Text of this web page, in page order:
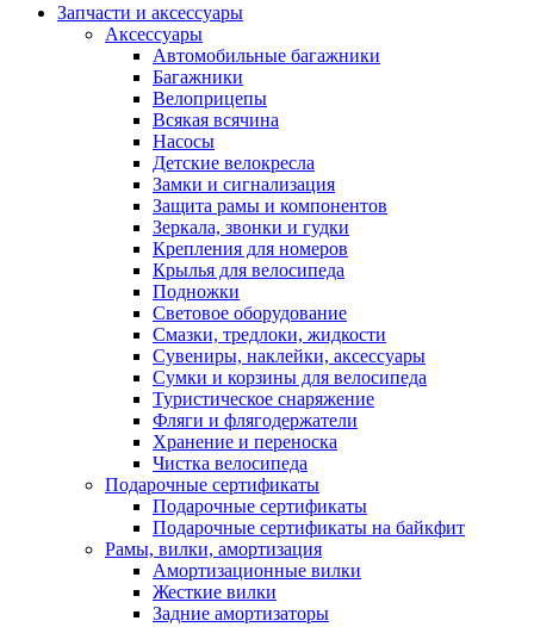
Запчасти и аксессуары
Аксессуары
Автомобильные багажники
Багажники
Велоприцепы
Всякая всячина
Насосы
Детские велокресла
Замки и сигнализация
Защита рамы и компонентов
Зеркала, звонки и гудки
Крепления для номеров
Крылья для велосипеда
Подножки
Световое оборудование
Смазки, тредлоки, жидкости
Сувениры, наклейки, аксессуары
Сумки и корзины для велосипеда
Туристическое снаряжение
Фляги и флягодержатели
Хранение и переноска
Чистка велосипеда
Подарочные сертификаты
Подарочные сертификаты
Подарочные сертификаты на байкфит
Рамы, вилки, амортизация
Амортизационные вилки
Жесткие вилки
Задние амортизаторы